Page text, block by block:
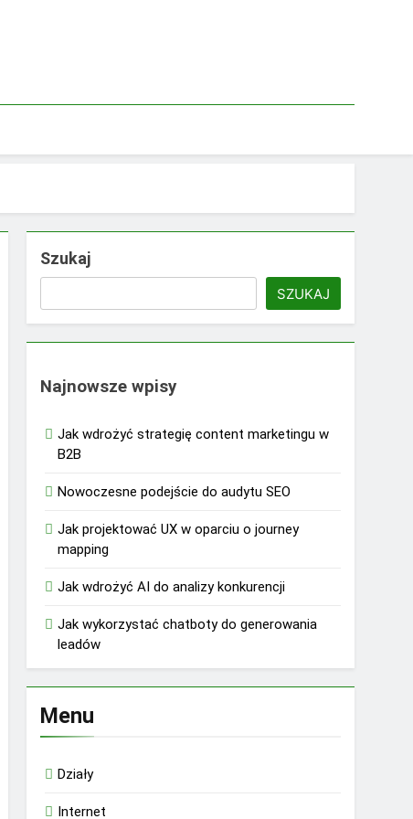
Szukaj
SZUKAJ
Najnowsze wpisy
Jak wdrożyć strategię content marketingu w
B2B
Nowoczesne podejście do audytu SEO
Jak projektować UX w oparciu o journey
mapping
Jak wdrożyć AI do analizy konkurencji
Jak wykorzystać chatboty do generowania
leadów
Menu
Działy
Internet